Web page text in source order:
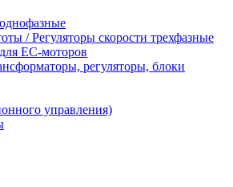
/ Регуляторы скорости трехфазные
ЕС-моторов
регуляторы, блоки
управления)